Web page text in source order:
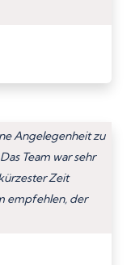
Angelegenheit zu
Team war sehr
Zeit
empfehlen, der